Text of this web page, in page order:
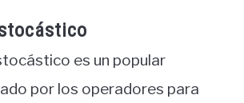
es un popular
por los operadores para